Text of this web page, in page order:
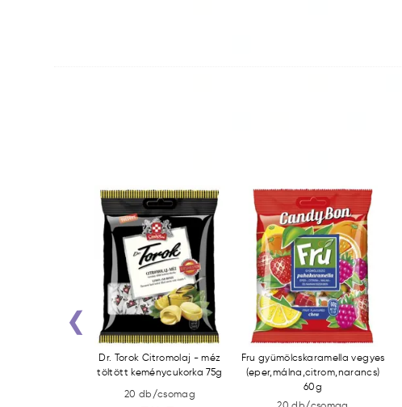
Dr. Torok Citromolaj - méz
töltött keménycukorka 75g
20 db/csomag
Fru gyümölcskaramella vegyes
(eper,málna,citrom,narancs)
60g
‹